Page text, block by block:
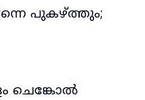
പുകഴ്ത്തും;
ചെങ്കോൽ